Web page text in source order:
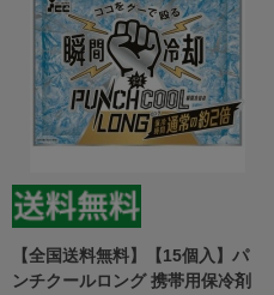
【全国送料無料】【15個入】パ
ンチクールロング 携帯用保冷剤